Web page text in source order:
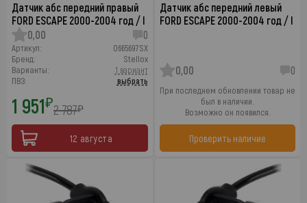
Датчик абс передний правый
FORD ESCAPE 2000-2004 год / I
0,00
0
Артикул:
0665697SX
Бренд:
Stellox
Варианты:
1 вариант
ПВЗ:
выбрать
1 951₽2 787₽
12 августа
Датчик абс передний левый
FORD ESCAPE 2000-2004 год / I
0,00 0
При последнем обновлении товар не
был в наличии.
Возможно он появился.
Проверить наличие